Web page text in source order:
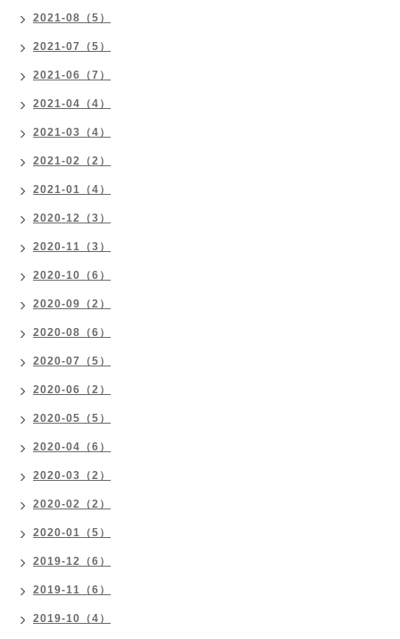
2021-08（5）
2021-07（5）
2021-06（7）
2021-04（4）
2021-03（4）
2021-02（2）
2021-01（4）
2020-12（3）
2020-11（3）
2020-10（6）
2020-09（2）
2020-08（6）
2020-07（5）
2020-06（2）
2020-05（5）
2020-04（6）
2020-03（2）
2020-02（2）
2020-01（5）
2019-12（6）
2019-11（6）
2019-10（4）